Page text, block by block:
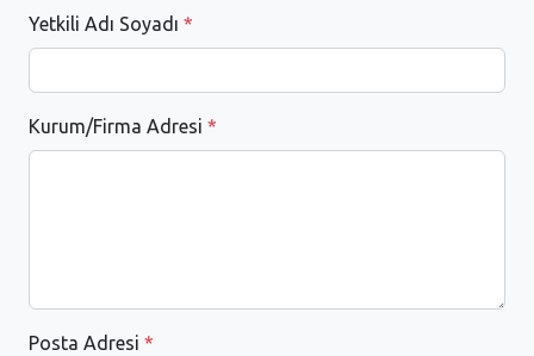
Yetkili Adı Soyadı *
Kurum/Firma Adresi *
Posta Adresi *